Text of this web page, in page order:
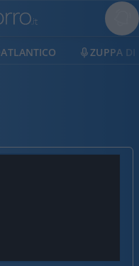
ATLANTICO ZUPPA DI